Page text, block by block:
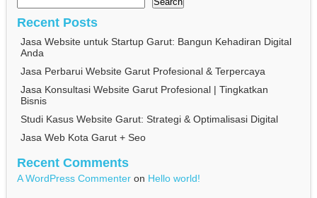
Recent Posts
Jasa Website untuk Startup Garut: Bangun Kehadiran Digital
Anda
Jasa Perbarui Website Garut Profesional & Terpercaya
Jasa Konsultasi Website Garut Profesional | Tingkatkan
Bisnis
Studi Kasus Website Garut: Strategi & Optimalisasi Digital
Jasa Web Kota Garut + Seo
Recent Comments
A WordPress Commenter on Hello world!